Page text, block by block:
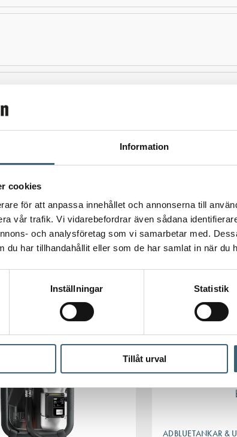
Information
cookies
för att anpassa innehållet och annonserna till
vår trafik. Vi vidarebefordrar även sådana
och analysföretag som vi samarbetar med.
du har tillhandahållit eller som de har samlat in när du
Inställningar Statistik
Tillåt urval
tittar på – för en mer komplett lösning.
ADBLUETANKAR &